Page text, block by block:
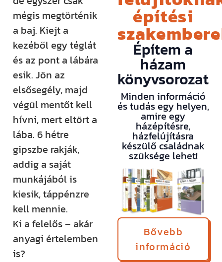
mégis megtörténik
a baj. Kiejt a
kezéből egy téglát
és az pont a lábára
esik. Jön az
elsősegély, majd
végül mentőt kell
hívni, mert eltört a
lába. 6 hétre
gipszbe rakják,
addig a saját
munkájából is
kiesik, táppénzre
kell mennie.
Ki a felelős – akár
anyagi értelemben
is?
építési
Építem a
házam
könyvsorozat
Minden információ
és tudás egy helyen,
amire egy
házépítésre,
házfelújításra
készülő családnak
szüksége lehet!
Bővebb
információ